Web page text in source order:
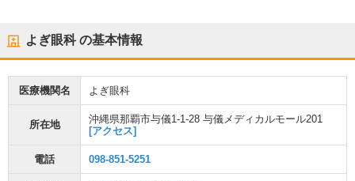
よぎ眼科の基本情報
医療機関名 よぎ眼科
所在地
沖縄県那覇市与儀1-1-28 与儀メディカルモール201
[アクセス]
電話 098-851-5251